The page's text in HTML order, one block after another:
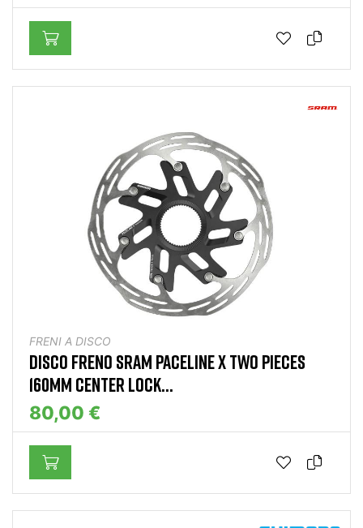
FRENI A DISCO
DISCO FRENO SRAM PACELINE X TWO PIECES
160MM CENTER LOCK...
80,00 €